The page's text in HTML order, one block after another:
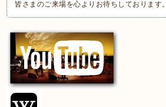
皆さまのご来場を心よりお待ちしております。